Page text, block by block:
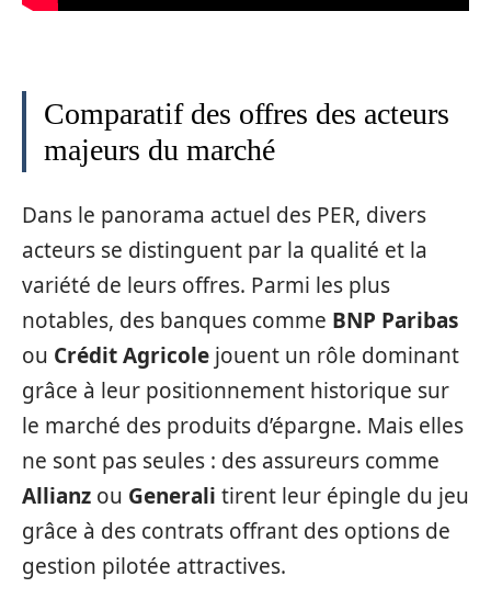
Comparatif des offres des acteurs
majeurs du marché
Dans le panorama actuel des PER, divers
acteurs se distinguent par la qualité et la
variété de leurs offres. Parmi les plus
notables, des banques comme BNP Paribas
ou Crédit Agricole jouent un rôle dominant
grâce à leur positionnement historique sur
le marché des produits d’épargne. Mais elles
ne sont pas seules : des assureurs comme
Allianz ou Generali tirent leur épingle du jeu
grâce à des contrats offrant des options de
gestion pilotée attractives.